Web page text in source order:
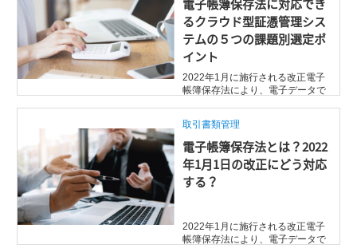
電子帳簿保存法に対応でき
るクラウド型証憑管理シス
テムの５つの課題別選定ポ
イント
2022年1月に施行される改正電子
帳簿保存法により、電子データで
取引書類管理
電子帳簿保存法とは？2022
年1月1日の改正にどう対応
する？
2022年1月に施行される改正電子
帳簿保存法により、電子データで